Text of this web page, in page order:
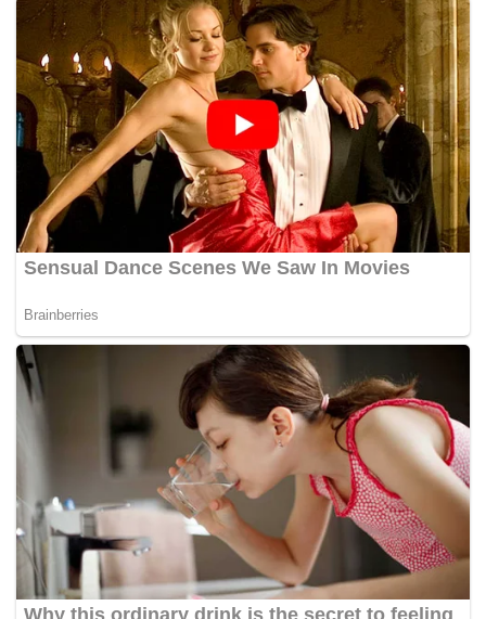
untuk menghindari kemacetan. Hal ini dilakukan guna
memastikan perjalanan pemudik tetap aman dan
lancar, terutama menjelang puncak arus mudik usai
Salat Idulfitri.
Jembatan Suramadu, yang merupakan ikon
transportasi penghubung kedua pulau, menjadi
pilihan utama para pemudik. Keberadaan jembatan
ini mempermudah akses ke Madura dan mendukung
kelancaran distribusi kendaraan, barang, dan orang
selama musim mudik.
Pihak kepolisian juga terus meningkatkan
pengawasan di sekitar area jembatan untuk
memastikan tidak ada pelanggaran yang
membahayakan keselamatan. "Kami terus berupaya
menjaga keamanan dan kenyamanan pemudik," ujar
Santo.(*)